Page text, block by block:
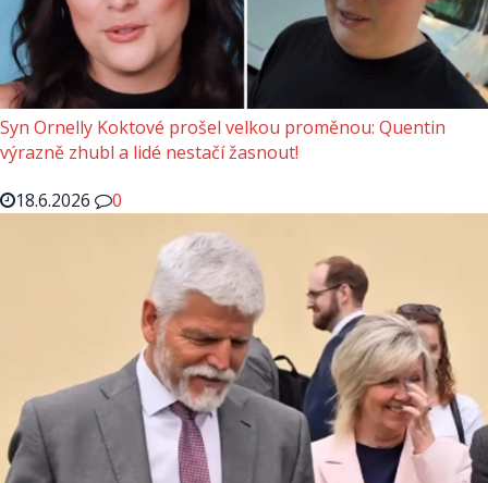
Syn Ornelly Koktové prošel velkou proměnou: Quentin
výrazně zhubl a lidé nestačí žasnout!
18.6.2026
0